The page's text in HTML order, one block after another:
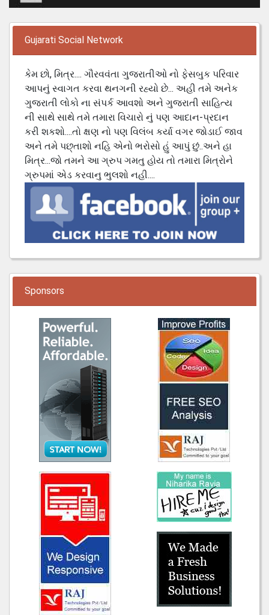
Gujarati Social Network
કેમ છો, મિત્ર.... ગૌરવવંતા ગુજરાતીઓ નો ફેસબુક પરિવાર
આપનું સ્વાગત કરવા થનગની રહ્યો છે... અહી તમે અનેક
ગુજરાતી લોકો ના સંપર્ક આવશો અને ગુજરાતી સાહિત્ય
ની સાથે સાથે તમે તમારા વિચારો નું પણ આદાન-પ્રદાન
કરી શકશો....તો ક્ષણ નો પણ વિલંબ કર્યા વગર જોડાઈ જાવ
અને તમે પછ્તાશો નહિ એનો ભરોસો હું આપું છું..અને હા
મિત્ર...જો તમને આ ગ્રુપ ગમતુ હોય તો તમારા મિત્રોને
ગ્રુપમાં એડ કરવાનુ ભુલશો નહી....
Sponsors